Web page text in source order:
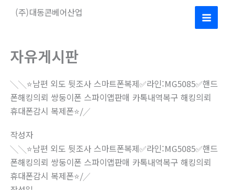
(주)대동콘베어산업
Main
자유게시판
╲╲⭐️남편 외도 뒷조사 스마트폰복제✅라인:MG5085✅핸드
폰해킹의뢰 쌍둥이폰 스파이앱판매 카톡내역복구 해킹의뢰
휴대폰감시 복제폰⭐️⧸╱
작성자
╲╲⭐️남편 외도 뒷조사 스마트폰복제✅라인:MG5085✅핸드
폰해킹의뢰 쌍둥이폰 스파이앱판매 카톡내역복구 해킹의뢰
휴대폰감시 복제폰⭐️⧸╱